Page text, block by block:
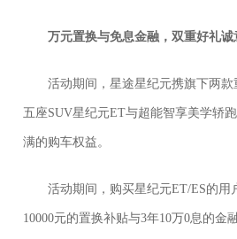
万元置换与免息金融，双重好礼诚
活动期间，星途星纪元携旗下两
五座SUV星纪元ET与超能智享美学轿
满的购车权益。
活动期间，购买星纪元ET/ES的用
10000元的置换补贴与3年10万0息的金